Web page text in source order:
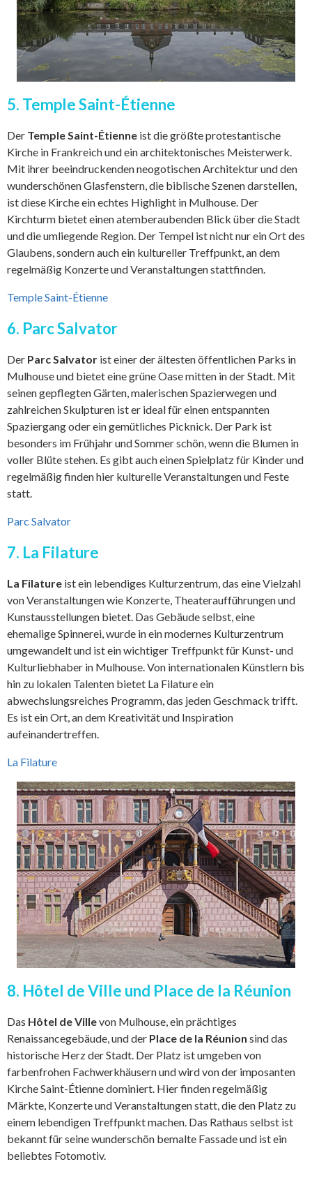
5. Temple Saint-Étienne
Der Temple Saint-Étienne ist die größte protestantische
Kirche in Frankreich und ein architektonisches Meisterwerk.
Mit ihrer beeindruckenden neogotischen Architektur und den
wunderschönen Glasfenstern, die biblische Szenen darstellen,
ist diese Kirche ein echtes Highlight in Mulhouse. Der
Kirchturm bietet einen atemberaubenden Blick über die Stadt
und die umliegende Region. Der Tempel ist nicht nur ein Ort des
Glaubens, sondern auch ein kultureller Treffpunkt, an dem
regelmäßig Konzerte und Veranstaltungen stattfinden.
Temple Saint-Étienne
6. Parc Salvator
Der Parc Salvator ist einer der ältesten öffentlichen Parks in
Mulhouse und bietet eine grüne Oase mitten in der Stadt. Mit
seinen gepflegten Gärten, malerischen Spazierwegen und
zahlreichen Skulpturen ist er ideal für einen entspannten
Spaziergang oder ein gemütliches Picknick. Der Park ist
besonders im Frühjahr und Sommer schön, wenn die Blumen in
voller Blüte stehen. Es gibt auch einen Spielplatz für Kinder und
regelmäßig finden hier kulturelle Veranstaltungen und Feste
statt.
Parc Salvator
7. La Filature
La Filature ist ein lebendiges Kulturzentrum, das eine Vielzahl
von Veranstaltungen wie Konzerte, Theateraufführungen und
Kunstausstellungen bietet. Das Gebäude selbst, eine
ehemalige Spinnerei, wurde in ein modernes Kulturzentrum
umgewandelt und ist ein wichtiger Treffpunkt für Kunst- und
Kulturliebhaber in Mulhouse. Von internationalen Künstlern bis
hin zu lokalen Talenten bietet La Filature ein
abwechslungsreiches Programm, das jeden Geschmack trifft.
Es ist ein Ort, an dem Kreativität und Inspiration
aufeinandertreffen.
La Filature
8. Hôtel de Ville und Place de la Réunion
Das Hôtel de Villevon Mulhouse, ein prächtiges
Renaissancegebäude, und der Place de la Réunion sind das
historische Herz der Stadt. Der Platz ist umgeben von
farbenfrohen Fachwerkhäusern und wird von der imposanten
Kirche Saint-Étienne dominiert. Hier finden regelmäßig
Märkte, Konzerte und Veranstaltungen statt, die den Platz zu
einem lebendigen Treffpunkt machen. Das Rathaus selbst ist
bekannt für seine wunderschön bemalte Fassade und ist ein
beliebtes Fotomotiv.